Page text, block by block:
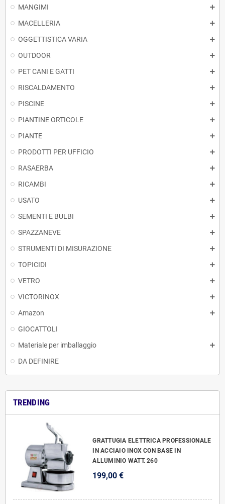
MANGIMI
MACELLERIA
OGGETTISTICA VARIA
OUTDOOR
PET CANI E GATTI
RISCALDAMENTO
PISCINE
PIANTINE ORTICOLE
PIANTE
PRODOTTI PER UFFICIO
RASAERBA
RICAMBI
USATO
SEMENTI E BULBI
SPAZZANEVE
STRUMENTI DI MISURAZIONE
TOPICIDI
VETRO
VICTORINOX
Amazon
GIOCATTOLI
Materiale per imballaggio
DA DEFINIRE
TRENDING
GRATTUGIA ELETTRICA PROFESSIONALE
IN ACCIAIO INOX CON BASE IN
ALLUMINIO WATT. 260
199,00 €